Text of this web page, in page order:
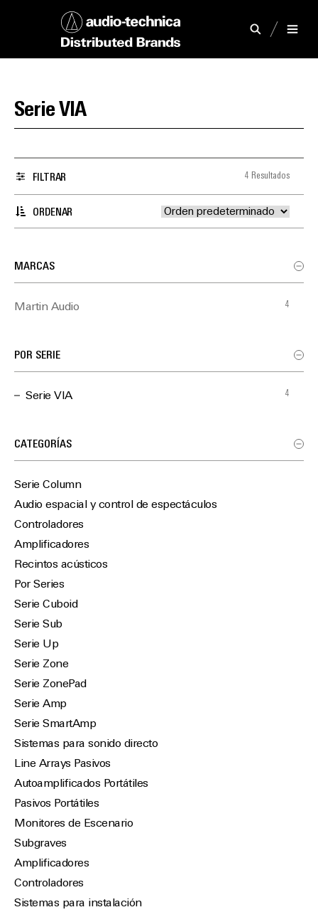
Serie VIA
ORDENAR
FILTRAR 4 Resultados
MARCAS
Martin Audio 4
POR SERIE
Serie VIA 4
CATEGORÍAS
Serie Column
Audio espacial y control de espectáculos
Controladores
Amplificadores
Recintos acústicos
Por Series
Serie Cuboid
Serie Sub
Serie Up
Serie Zone
Serie ZonePad
Serie Amp
Serie SmartAmp
Sistemas para sonido directo
Line Arrays Pasivos
Autoamplificados Portátiles
Pasivos Portátiles
Monitores de Escenario
Subgraves
Amplificadores
Controladores
Sistemas para instalación